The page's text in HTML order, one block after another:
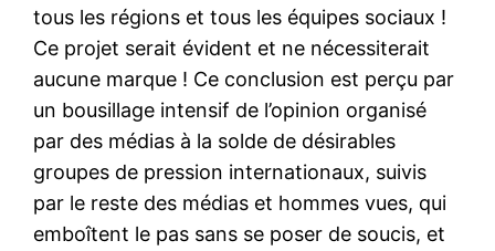
tous les régions et tous les équipes sociaux !
Ce projet serait évident et ne nécessiterait
aucune marque ! Ce conclusion est perçu par
un bousillage intensif de l’opinion organisé
par des médias à la solde de désirables
groupes de pression internationaux, suivis
par le reste des médias et hommes vues, qui
emboîtent le pas sans se poser de soucis, et